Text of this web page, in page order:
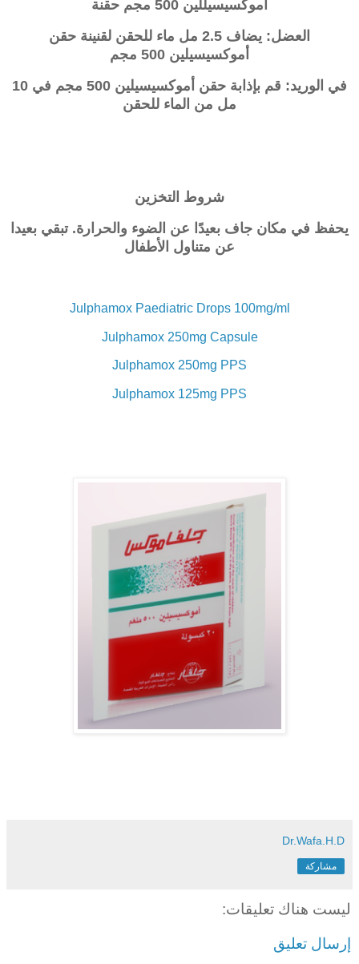
اموكسيسيللين 500 مجم حقنة
العضل: يضاف 2.5 مل ماء للحقن لقنينة حقن
أموكسيسيلين 500 مجم
في الوريد: قم بإذابة حقن أموكسيسيلين 500 مجم في 10
مل من الماء للحقن
شروط التخزين
يحفظ في مكان جاف بعيدًا عن الضوء والحرارة. تبقي بعيدا
عن متناول الأطفال
Julphamox Paediatric Drops 100mg/ml
Julphamox 250mg Capsule
Julphamox 250mg PPS
Julphamox 125mg PPS
Dr.Wafa.H.D
مشاركة
ليست هناك تعليقات:
إرسال تعليق